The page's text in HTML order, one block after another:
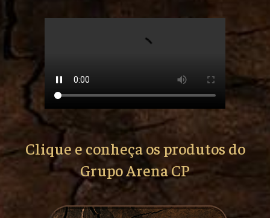
Clique e conheça os produtos do
Grupo Arena CP